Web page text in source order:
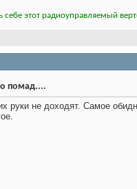
себе этот радиоуправляемый
помад....
руки не доходят. Самое